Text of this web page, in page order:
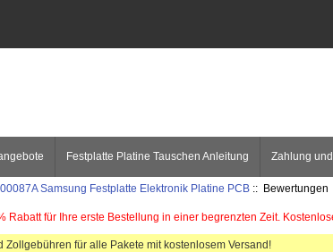
Festplatte Platine Tauschen Anleitung Zahlung
Samsung Festplatte Elektronik Platine PCB :: Bewertungen
Rabatt für Ihre erste Bestellung in einer begrenzten Zeit.
Zollgebühren für alle Pakete mit kostenlosem Versand!